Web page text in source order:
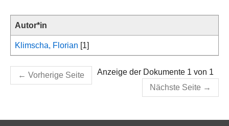
Autor*in
Klimscha, Florian [1]
← Vorherige Seite
Anzeige der Dokumente 1 von 1
Nächste Seite →